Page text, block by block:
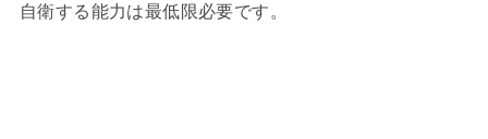
自衛する能力は最低限必要です。